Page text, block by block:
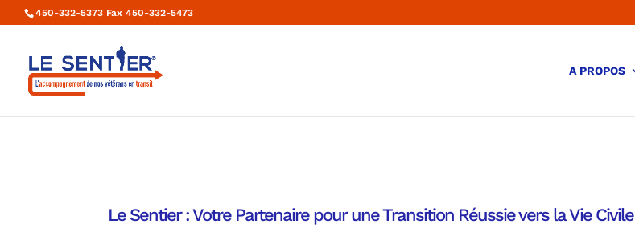
450-332-5373 Fax 450-332-5473
A PROPOS
Le Sentier : Votre Partenaire pour une Transition Réussie vers la Vie Civile